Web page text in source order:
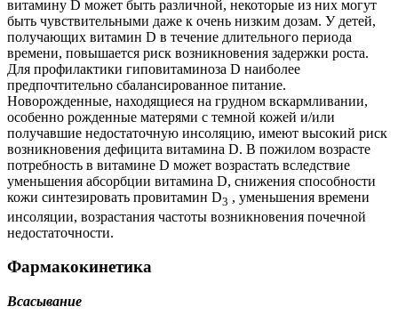
витамину D может быть различной, некоторые из них могут
быть чувствительными даже к очень низким дозам. У детей,
получающих витамин D в течение длительного периода
времени, повышается риск возникновения задержки роста.
Для профилактики гиповитаминоза D наиболее
предпочтительно сбалансированное питание.
Новорожденные, находящиеся на грудном вскармливании,
особенно рожденные матерями с темной кожей и/или
получавшие недостаточную инсоляцию, имеют высокий риск
возникновения дефицита витамина D. В пожилом возрасте
потребность в витамине D может возрастать вследствие
уменьшения абсорбции витамина D, снижения способности
кожи синтезировать провитамин D3 , уменьшения времени
инсоляции, возрастания частоты возникновения почечной
недостаточности.
Фармакокинетика
Всасывание